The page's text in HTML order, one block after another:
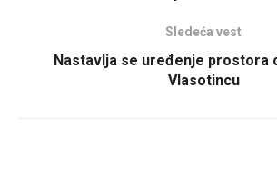
Sledeća vest
Nastavlja se uređenje prostora
Vlasotincu